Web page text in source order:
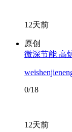
12天前
原创
微深节能 高
0/18
12天前